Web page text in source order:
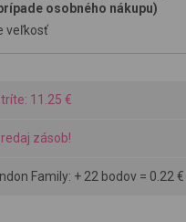
osobného nákupu)
veľkosť
11.25 €
zásob!
Family: + 22 bodov = 0.22 €